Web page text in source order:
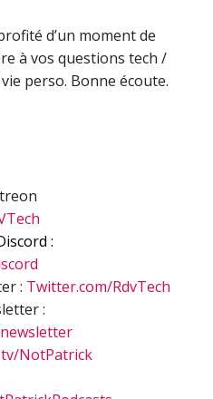
d’un moment de
à vos questions tech /
perso. Bonne écoute.
:
: Twitter.com/RdvTech
:
NotPatrick